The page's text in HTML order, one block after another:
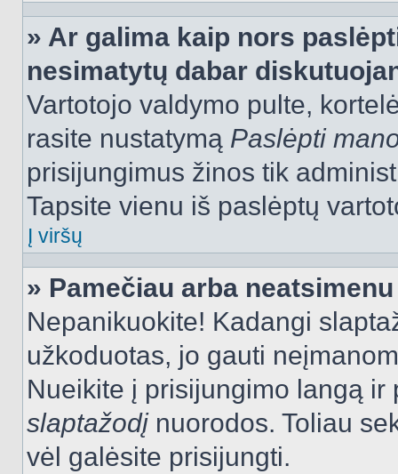
» Ar galima kaip nors
nesimatytų dabar
Vartotojo valdymo pulte,
rasite nustatymą Paslėpti
prisijungimus žinos tik
Tapsite vienu iš paslėptų
Į viršų
» Pamečiau arba
Nepanikuokite! Kadangi
užkoduotas, jo gauti
Nueikite į prisijungimo langą
slaptažodįnuorodos. Toliau
vėl galėsite prisijungti.